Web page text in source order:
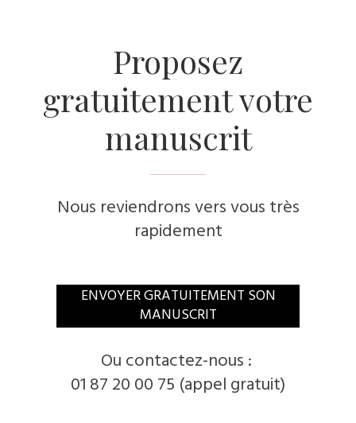
​Proposez
gratuitement votre
manuscrit
Nous reviendrons vers vous très
rapidement
​ENVOYER GRATUITEMENT SON
MANUSCRIT
​Ou contactez-nous :
01 87 20 00 75 (appel gratuit)